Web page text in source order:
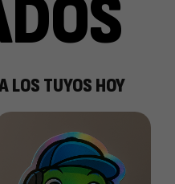
LOS TUYOS HOY